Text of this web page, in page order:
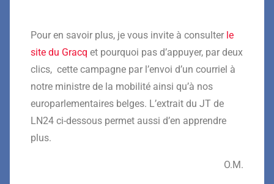
Pour en savoir plus, je vous invite à consulter le
site du Gracq et pourquoi pas d’appuyer, par deux
clics, cette campagne par l’envoi d’un courriel à
notre ministre de la mobilité ainsi qu’à nos
europarlementaires belges. L’extrait du JT de
LN24 ci-dessous permet aussi d’en apprendre
plus.
O.M.